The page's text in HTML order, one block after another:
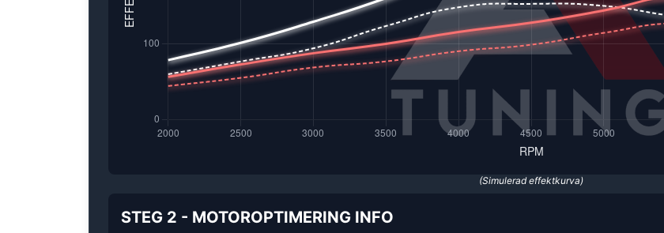
(Simulerad effektkurva)
STEG 2 - MOTOROPTIMERING INFO